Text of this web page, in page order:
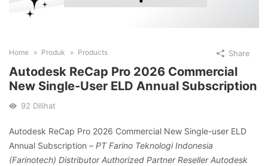
Home Produk Products
Autodesk ReCap Pro 2026 Commercial
New Single-User ELD Annual Subscription
92 Dilihat
Autodesk ReCap Pro 2026 Commercial New Single-user ELD
Annual Subscription – PT Farino Teknologi Indonesia
(Farinotech) Distributor Authorized Partner Reseller Autodesk
Share